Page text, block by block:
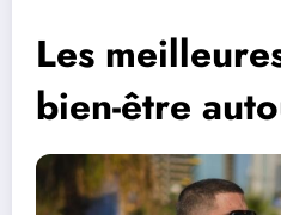
Les
bien-être